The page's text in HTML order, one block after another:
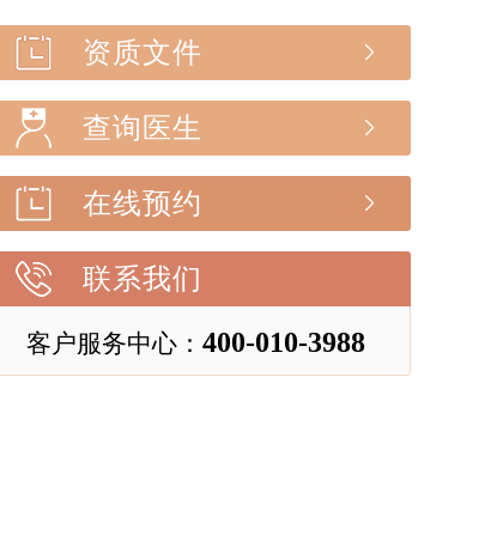
资质文件
查询医生
在线预约
联系我们
客户服务中心： 400-010-3988